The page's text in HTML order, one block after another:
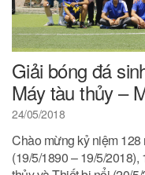
Giải bóng đá
Máy tàu thủy –
24/05/2018
Chào mừng kỷ niệm
(19/5/1890 – 19/5/